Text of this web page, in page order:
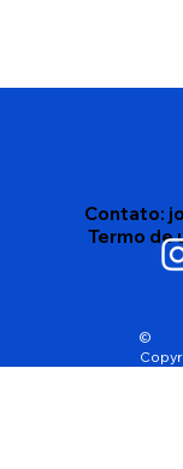
PT
Contato:
Termo de
©